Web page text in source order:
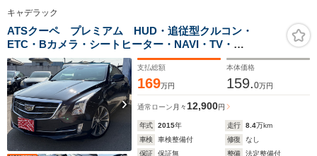
続/ETC/EBD付ABS/横
滑り防止装置/アイド
リングストップ/バッ
シートヒー
チレーショ
ージ機能付き
キャデラック
ATSクーペ プレミアム HUD・追従型クルコン・
ETC・Bカメラ・シートヒーター・NAVI・TV・
Bluetoothオーディオ・レザーシート・正規輸入車
支払総額
169万円
本体価格
159.0万円
通常ローン 月々 12,900円
年式 2015年 走行 8.4万km
車検
車検整備付 修復
なし
保証
保証無 整備 法定整備付